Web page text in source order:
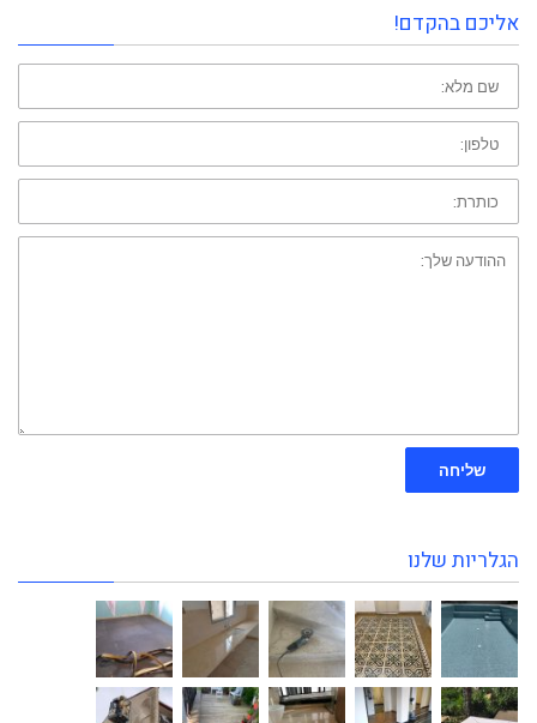
אליכם בהקדם!
שם
פרטי:
טלפון:
כותרת:
ההודעה
שלך:
שליחה
הגלריות שלנו